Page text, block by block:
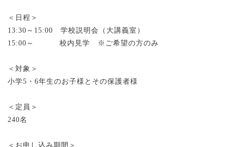
＜日程＞
13:30～15:00 学校説明会（大講義室）
15:00～ 校内見学 ※ご希望の方のみ
＜対象＞
小学5・6年生のお子様とその保護者様
＜定員＞
240名
＜お申し込み期間＞